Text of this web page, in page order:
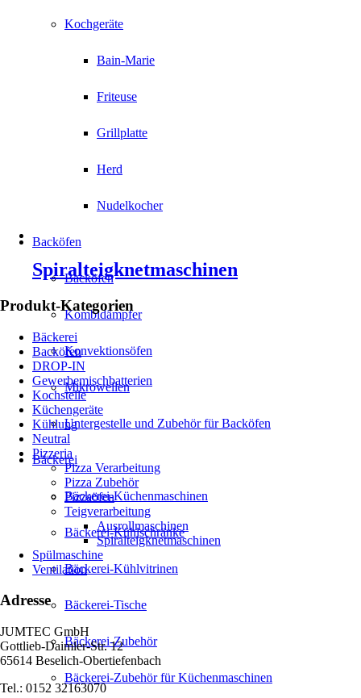
Kochgeräte
Bain-Marie
Friteuse
Grillplatte
Herd
Nudelkocher
Backöfen
Backöfen
Kombidämpfer
Konvektionsöfen
Mikrowellen
Untergestelle und Zubehör für Backöfen
Bäckerei
Bäckerei-Küchenmaschinen
Bäckerei-Kühlschränke
Bäckerei-Kühlvitrinen
Bäckerei-Tische
Bäckerei-Zubehör
Bäckerei-Zubehör für Küchenmaschinen
Spiralteigknetmaschinen
Produkt-Kategorien
Bäckerei
Backöfen
DROP-IN
Gewerbemischbatterien
Kochstelle
Küchengeräte
Kühlung
Neutral
Pizzeria
Pizza Verarbeitung
Pizza Zubehör
Pizzaöfen
Teigverarbeitung
Ausrollmaschinen
Spiralteigknetmaschinen
Spülmaschine
Ventilation
Adresse
JUMTEC GmbH
Gottlieb-Daimler-Str. 12
65614 Beselich-Obertiefenbach
Tel.: 0152 32163070